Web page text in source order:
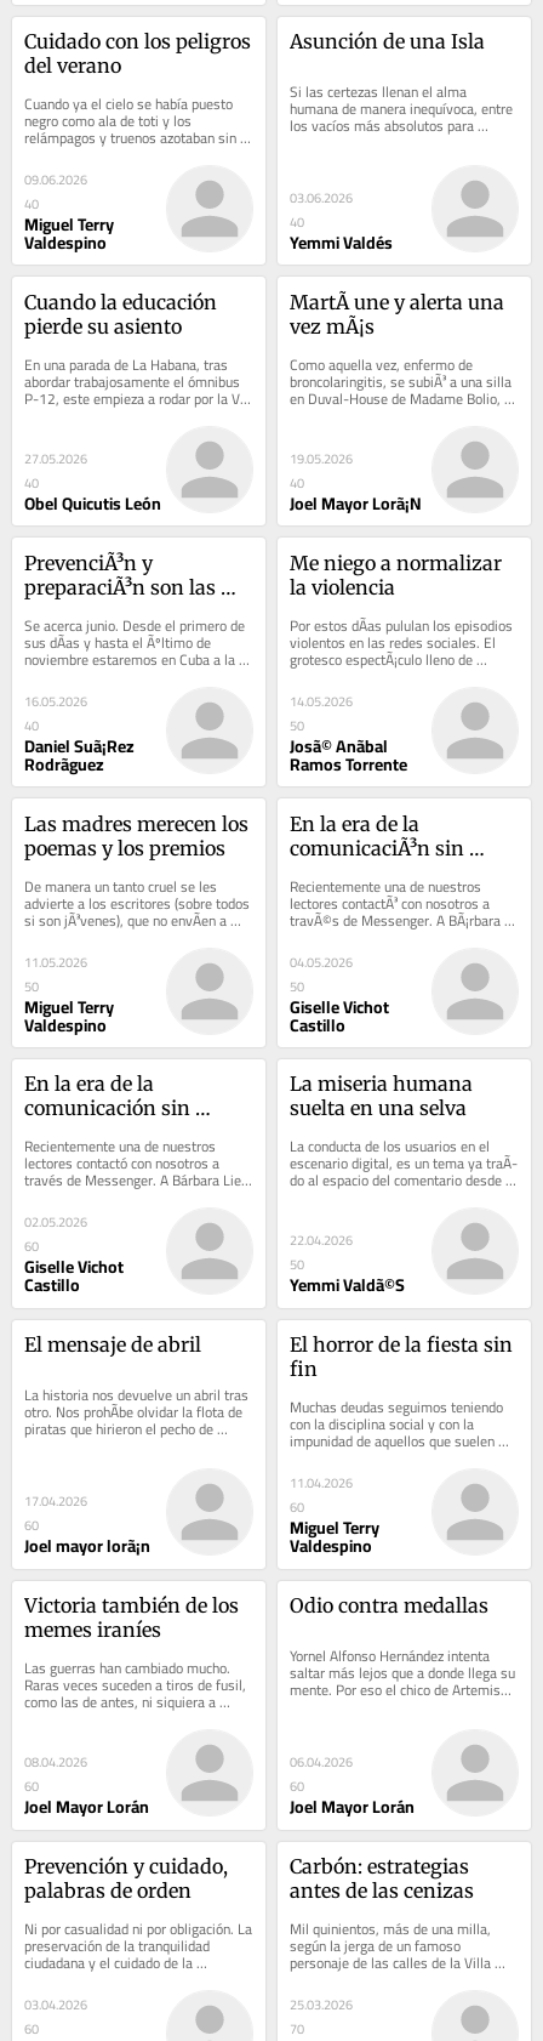
Cuidado con los peligros
del verano
Cuando ya el cielo se había puesto
negro como ala de toti y los
relámpagos y truenos azotaban sin
piedad la tarde, un pequeño se
asomo a la casa de...
09.06.2026
40
Miguel Terry
Valdespino
Asunción de una Isla
Si las certezas llenan el alma
humana de manera inequívoca, entre
los vacíos más absolutos para
nuestra especie, debe pesar, valga la
03.06.2026
40
Yemmi Valdés
Cuando la educación
pierde su asiento
En una parada de La Habana, tras
abordar trabajosamente el ómnibus
P-12, este empieza a rodar por la Vía
Monumental abarrotado de cuerpos
27.05.2026
40
Obel Quicutis León
MartÃ­ une y alerta una
vez mÃ¡s
Como aquella vez, enfermo de
broncolaringitis, se subiÃ³ a una silla
en Duval-House de Madame Bolio,
19.05.2026
40
Joel Mayor Lorã¡N
PrevenciÃ³n y
preparaciÃ³n son las
Se acerca junio. Desde el primero de
sus dÃ­as y hasta el Ãºltimo de
noviembre estaremos en Cuba a la
16.05.2026
40
Daniel Suã¡Rez
Rodrã­guez
Me niego a normalizar
la violencia
Por estos dÃ­as pululan los episodios
violentos en las redes sociales. El
grotesco espectÃ¡culo lleno de
morbo, da visibilidad a robos,
asesinatos...
14.05.2026
50
Josã© Anã­bal
Ramos Torrente
Las madres merecen los
poemas y los premios
De manera un tanto cruel se les
advierte a los escritores (sobre todos
si son jÃ³venes), que no envÃ­en a
concursos literarios los poemas
que...
11.05.2026
50
Miguel Terry
Valdespino
En la era de la
comunicaciÃ³n sin
Recientemente una de nuestros
lectores contactÃ³ con nosotros a
travÃ©s de Messenger. A BÃ¡rbara
Lien IrÃ­a Galarza le preocupaba
seriamente...
04.05.2026
50
Giselle Vichot
Castillo
En la era de la
comunicación sin
Recientemente una de nuestros
lectores contactó con nosotros a
través de Messenger. A Bárbara Lien
Iría Galarza le preocupaba seriamente
la...
02.05.2026
60
Giselle Vichot
Castillo
La miseria humana
suelta en una selva
La conducta de los usuarios en el
escenario digital, es un tema ya traÃ­
do al espacio del comentario desde
aristas diversas. AquÃ­ expresamos...
22.04.2026
50
Yemmi Valdã©S
El mensaje de abril
La historia nos devuelve un abril tras
otro. Nos prohÃ­be olvidar la flota de
piratas que hirieron el pecho de
GirÃ³n. Antes y ahora, son ratas:...
17.04.2026
60
Joel mayor lorã¡n
El horror de la fiesta sin
fin
Muchas deudas seguimos teniendo
con la disciplina social y con la
impunidad de aquellos que suelen
violarla de manera habitual, sin
recibir a cambio...
11.04.2026
60
Miguel Terry
Valdespino
Victoria también de los
memes iraníes
Las guerras han cambiado mucho.
Raras veces suceden a tiros de fusil,
como las de antes, ni siquiera a
cañonazos, al menos cuando te
08.04.2026
60
Joel Mayor Lorán
Odio contra medallas
Yornel Alfonso Hernández intenta
saltar más lejos que a donde llega su
mente. Por eso el chico de Artemisa
06.04.2026
60
Joel Mayor Lorán
Prevención y cuidado,
palabras de orden
Ni por casualidad ni por obligación. La
preservación de la tranquilidad
ciudadana y el cuidado de la
propiedad personal, familiar, de la
comunidad o...
03.04.2026
60
Carbón: estrategias
antes de las cenizas
Mil quinientos, más de una milla,
según la jerga de un famoso
personaje de las calles de la Villa
Roja. Que un billetito con la imagen
de Julio...
25.03.2026
70